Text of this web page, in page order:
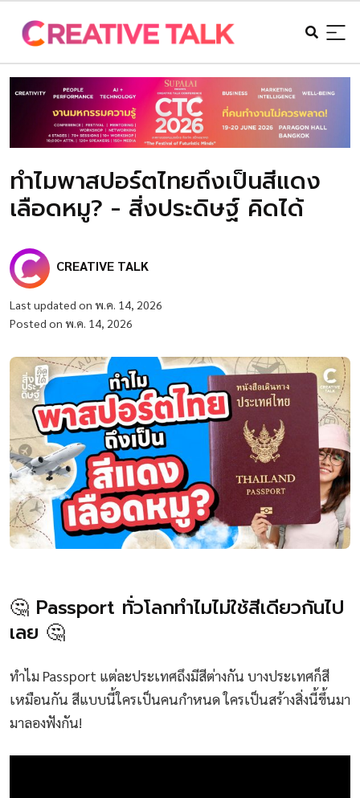
ทำไมพาสปอร์ตไทยถึงเป็นสีแดง
เลือดหมู? - สิ่งประดิษฐ์ คิดได้
CREATIVE TALK
Last updated on พ.ค. 14, 2026
Posted on พ.ค. 14, 2026
🤔 Passport ทั่วโลกทำไมไม่ใช้สีเดียวกันไป
เลย 🤔
ทำไม Passport แต่ละประเทศถึงมีสีต่างกัน บางประเทศก็สี
เหมือนกัน สีแบบนี้ใครเป็นคนกำหนด ใครเป็นสร้างสิ่งนี้ขึ้นมา
มาลองฟังกัน!